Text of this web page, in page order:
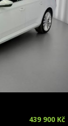
439 900 Kč